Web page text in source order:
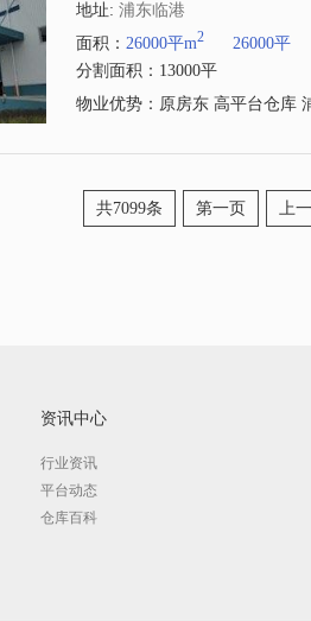
地址: 浦东临港
面积： 26000平m2 26000平
分割面积：13000平
物业优势：原房东 高平台仓库
共7099条 第一页 上
资讯中心
行业资讯
平台动态
仓库百科